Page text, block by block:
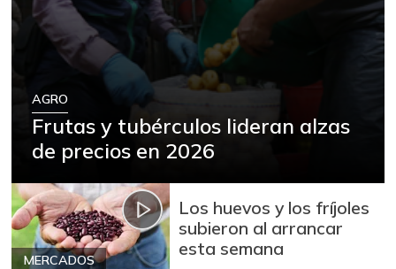
AGRO
Frutas y tubérculos lideran alzas
de precios en 2026
MERCADOS
Los huevos y los fríjoles
subieron al arrancar
esta semana